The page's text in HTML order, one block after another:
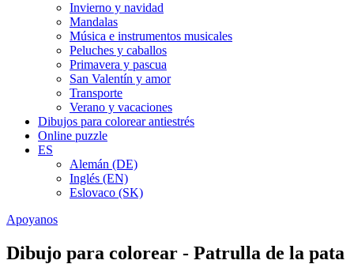
Invierno y navidad
Mandalas
Música e instrumentos musicales
Peluches y caballos
Primavera y pascua
San Valentín y amor
Transporte
Verano y vacaciones
Dibujos para colorear antiestrés
Online puzzle
ES
Alemán (DE)
Inglés (EN)
Eslovaco (SK)
Apoyanos
Dibujo para colorear - Patrulla de la pata